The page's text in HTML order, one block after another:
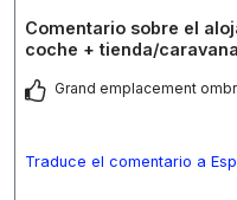
Comentario sobre el
coche + tienda/
Grand emplacement
Traduce el comentario a